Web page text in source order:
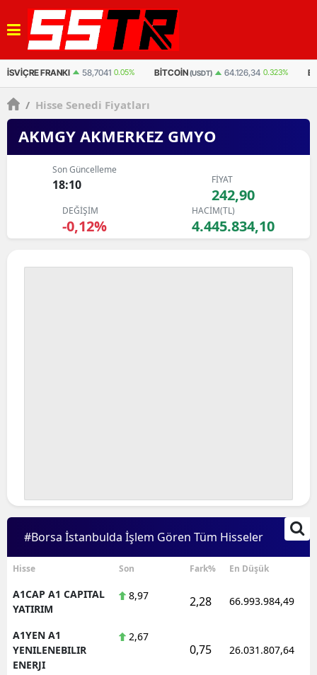
BITCOIN(USDT) 64.126,34 0.323% BITCOIN(TL) 3.042.123 0.495%
/ Hisse Senedi Fiyatları
AKMGY AKMERKEZ GMYO
Son Güncelleme
18:10 FİYAT
242,90
DEĞİŞİM
-0,12%
HACİM(TL)
4.445.834,10
#Borsa İstanbulda İşlem Gören Tüm Hisseler
Hisse Son Fark% En Düşük
A1CAP A1 CAPITAL
YATIRIM
8,97 2,28 66.993.984,49
A1YEN A1
YENILENEBILIR
ENERJI
2,67
0,75 26.031.807,64